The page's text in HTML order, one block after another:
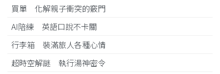
買單 化解親子衝突的竅門
AI陪練 英語口說不卡關
行李箱 裝滿旅人各種心情
超時空解謎 執行湯神密令